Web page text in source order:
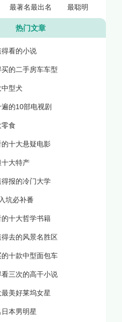
最著名最出名 最聪明
热门文章
看的小说
的二手房车车型
型犬
的10部电视剧
食
十大悬疑电影
大特产
报的冷门大学
坑必补番
十大哲学书籍
去的风景名胜区
十款中型面包车
三次的高干小说
美好莱坞女星
本男明星